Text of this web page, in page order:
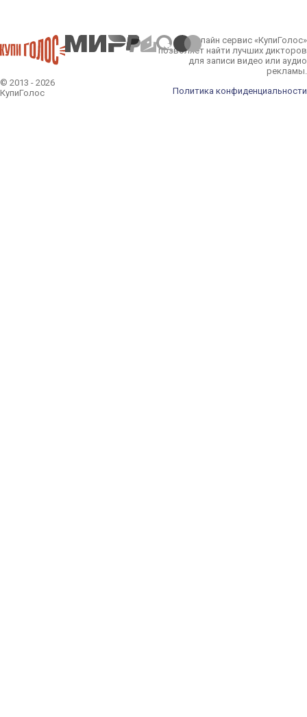
© 2013 - 2026
КупиГолос
Онлайн сервис «КупиГолос»
позволяет найти лучших дикторов
для записи видео или аудио
рекламы.
Политика конфиденциальности